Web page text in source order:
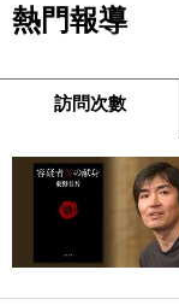
熱門報導
訪問次數